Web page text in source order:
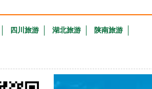
四川旅游 湖北旅游 陕南旅游